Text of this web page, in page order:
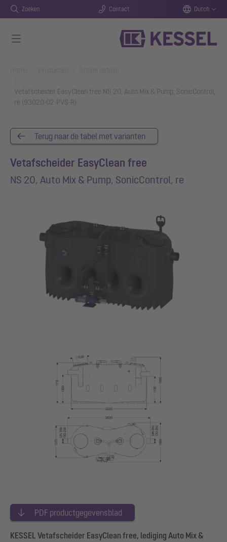
Zoeken Contact Dutch
Vetafscheider EasyClean free NS 20, Auto Mix & Pump, SonicControl,
re (93020-02-PVS-R)
Terug naar de tabel met varianten
Vetafscheider EasyClean free
NS 20, Auto Mix & Pump, SonicControl, re
PDF productgegevensblad
KESSEL Vetafscheider EasyClean free, lediging Auto Mix &